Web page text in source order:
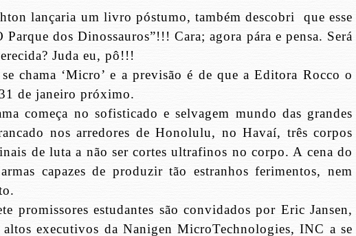
lançaria um livro póstumo, também descobri
que esse
dos Dinossauros”!!! Cara; agora pára e pensa. Será
Juda eu, pô!!!
chama ‘Micro’ e a previsão é de que a Editora Rocco o
de janeiro próximo.
começa no sofisticado e selvagem mundo das grandes
nos arredores de Honolulu, no Havaí, três corpos
de luta a não ser cortes ultrafinos no corpo. A cena do
capazes de produzir tão estranhos ferimentos, nem
promissores estudantes são convidados por Eric Jansen,
executivos da Nanigen MicroTechnologies, INC a se